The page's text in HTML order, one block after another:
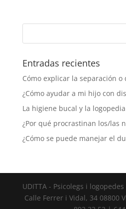
Entradas recientes
Cómo explicar la separación
¿Cómo ayudar a mi hijo con
La higiene bucal y la logopedia
¿Por qué procrastinan los/las
¿Cómo se puede manejar el
UDITTA - Psicolegs i
Calle Ferrer i Vidal, 34 08800